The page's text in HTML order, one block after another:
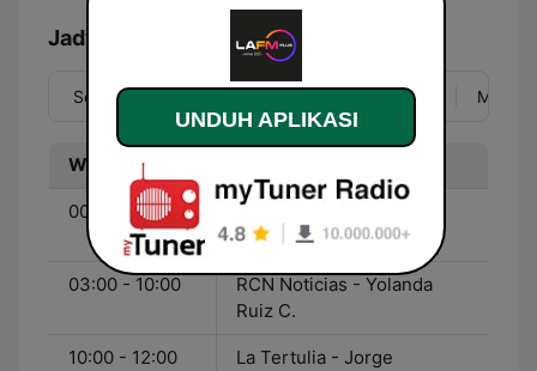
Jadwal
Sen Sel Rab Kam Jum Sab Min
Waktu
00:00 - 03:00
Nocturna RCN - Julián
Parra
03:00 - 10:00
RCN Noticias - Yolanda
Ruiz C.
10:00 - 12:00
La Tertulia - Jorge
UNDUH APLIKASI